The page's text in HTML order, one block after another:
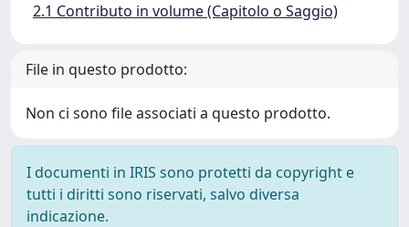
2.1 Contributo in volume (Capitolo o Saggio)
File in questo prodotto:
Non ci sono file associati a questo prodotto.
I documenti in IRIS sono protetti da copyright e
tutti i diritti sono riservati, salvo diversa
indicazione.